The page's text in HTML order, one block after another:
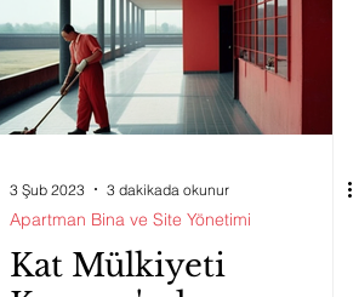
3 Şub 2023 3 dakikada okunur
Apartman Bina ve Site Yönetimi
Kat Mülkiyeti